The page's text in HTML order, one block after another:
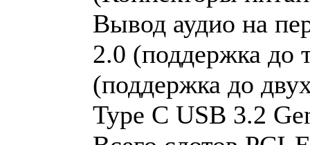
Вывод аудио на
2.0 (поддержка до
(поддержка до
Type C USB 3.2